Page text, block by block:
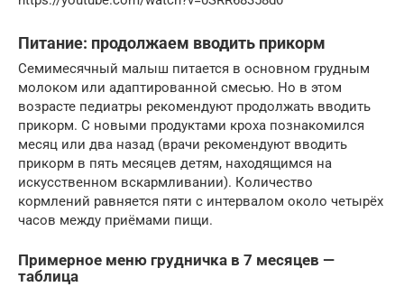
Питание: продолжаем вводить прикорм
Семимесячный малыш питается в основном грудным
молоком или адаптированной смесью. Но в этом
возрасте педиатры рекомендуют продолжать вводить
прикорм. С новыми продуктами кроха познакомился
месяц или два назад (врачи рекомендуют вводить
прикорм в пять месяцев детям, находящимся на
искусственном вскармливании). Количество
кормлений равняется пяти с интервалом около четырёх
часов между приёмами пищи.
Примерное меню грудничка в 7 месяцев —
таблица